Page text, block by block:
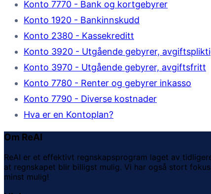
Konto 7770 - Bank og kortgebyrer
Konto 1920 - Bankinnskudd
Konto 2380 - Kassekreditt
Konto 3920 - Utgående gebyrer,
Konto 3970 - Utgående gebyrer, avgiftsfritt
Konto 7780 - Renter og gebyrer inkasso
Konto 7790 - Diverse kostnader
Hva er en Kontoplan?
Om ReAI
ReAI er et effektivt regnskapsprogram laget av
at regnskapet blir billigst mulig. Vi har også stort
minst mulig!